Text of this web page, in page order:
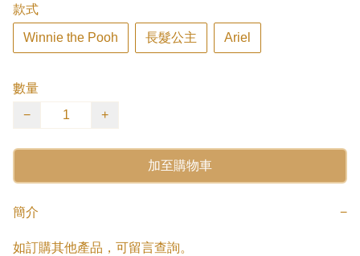
款式
Winnie the Pooh 長髮公主 Ariel
數量
−
+
加至購物車
簡介 −
如訂購其他產品，可留言查詢。